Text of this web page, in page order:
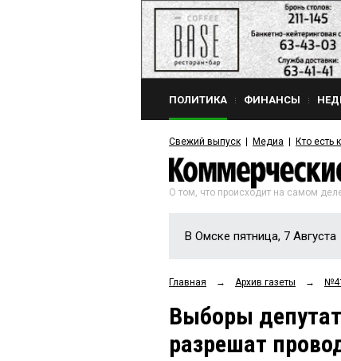
ПОЛИТИКА ФИНАНСЫ
Свежий выпуск Медиа Кто есть
О том, что происходит на самом
В Омске пятница, 7 Августа
Главная → Архив газеты →
Выборы
разрешат